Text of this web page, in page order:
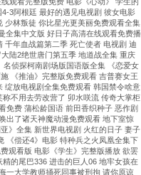
3阿根廷 最好的遇见电视剧 彼女电影
少林叛徒 你比星光更美丽免费观看全集
全集中文版 好日子高清在线观看免费播
千年血战篇第二季 死亡使者 电视剧 迪
陆2绝世唐门第五季 地道战全集 重庆
侦探柯南剧场版国语版全集 《恋爱女
《推油》完整版免费观看 吉普赛女王
绽放电视剧全集免费观看 韩国禁令啥意
不用去劳改营了 卯水咲流 传奇大掌柜
免费 蒲松龄国语 前田香织种子 恶作剧
出了诸天神魔动漫免费观看 地下室惊
》全集 新世界电视剧 火红的日子 妻子
《偿还4》电影 特种兵之火凤凰全集下
观看版 电影《学生》完整版播放 欲罢
的尾巴336 进击的巨人06 地牢女孩在
一大学教师捅死同事被刑拘 请你原谅